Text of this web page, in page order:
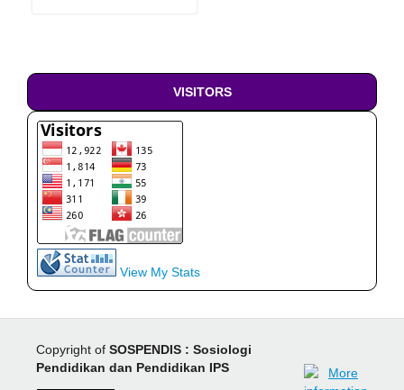
VISITORS
View My Stats
Copyright of SOSPENDIS : Sosiologi
Pendidikan dan Pendidikan IPS